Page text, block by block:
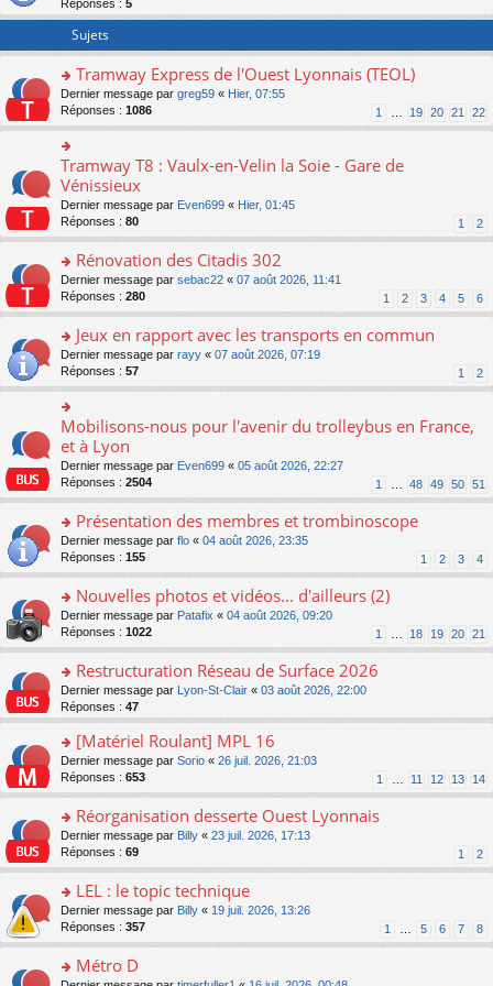
er
s
s
a
g
e
n
o
n
lu
le
pl
u
s
ré
c
nt
Réponses : 5
Sujets
o
n
s
ult
er
le
m
e
s
s
a
g
e
n
lu
le
pl
u
s
ré
c
e
nt
Tramway Express de l'Ouest Lyonnais (TEOL)
Dernier message par greg59 « Hier, 07:55
Réponses : 1086 1 19 20 21 22
o
n
ult
er
le
m
e
s
s
a
g
e
n
o
n
lu
le
pl
u
c
e
nt
Tramway T8 : Vaulx-en-Velin la Soie - Gare de
Vénissieux
Dernier message par Even699 « Hier, 01:45
Réponses : 80 1 2
o
n
s
ult
er
le
m
e
s
s
a
g
e
n
lu
le
pl
u
s
ré
nt
Rénovation des Citadis 302
Dernier message par sebac22 « 07 août 2026, 11:41
Réponses : 280 1 2 3 4 5 6
o
n
s
ult
er
le
m
e
s
s
a
g
e
n
lu
le
pl
u
s
ré
c
nt
Jeux en rapport avec les transports en commun
Dernier message par rayy « 07 août 2026, 07:19
Réponses : 57 1 2
o
n
ult
er
le
m
e
s
s
a
g
e
n
o
n
lu
le
pl
u
s
ré
nt
Mobilisons-nous pour l'avenir du trolleybus en France,
et à Lyon
Dernier message par Even699 « 05 août 2026, 22:27
Réponses : 2504 1 48 49 50 51
o
n
s
ult
er
le
m
e
s
s
a
g
e
n
o
le
pl
u
s
ré
c
e
Présentation des membres et trombinoscope
Dernier message par flo « 04 août 2026, 23:35
Réponses : 155 1 2 3 4
o
n
s
ult
er
le
m
s
s
a
g
e
n
o
le
pl
u
s
ré
c
Nouvelles photos et vidéos... d'ailleurs (2)
Dernier message par Patafix « 04 août 2026, 09:20
Réponses : 1022 1 18 19 20 21
o
n
s
ult
er
le
s
s
a
g
e
n
o
le
Restructuration Réseau de Surface 2026
Dernier message par Lyon-St-Clair « 03 août 2026, 22:00
Réponses : 47
o
n
s
ult
er
le
m
e
s
s
a
g
n
[Matériel Roulant] MPL 16
Dernier message par Sorio « 26 juil. 2026, 21:03
Réponses : 653 1 11 12 13 14
o
n
s
ult
er
le
m
e
s
Réorganisation desserte Ouest Lyonnais
Dernier message par Billy « 23 juil. 2026, 17:13
Réponses : 69 1 2
o
n
s
ult
er
LEL : le topic technique
Dernier message par Billy « 19 juil. 2026, 13:26
Réponses : 357 1 5 6 7 8
Métro D